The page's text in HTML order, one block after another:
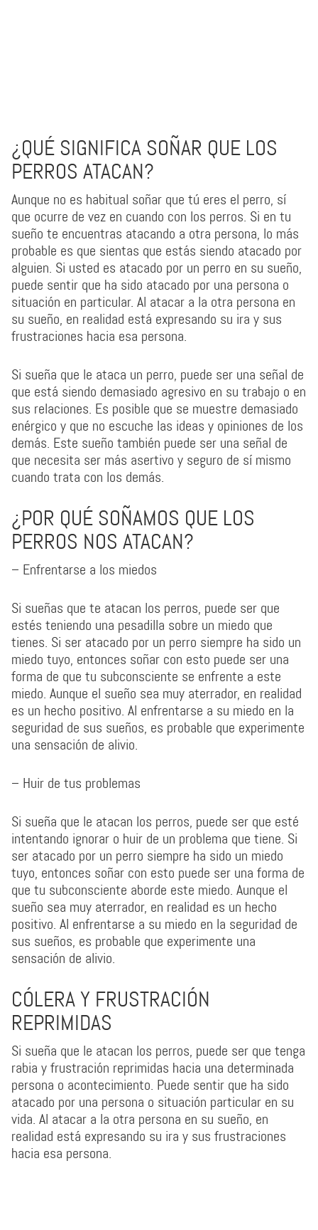
¿QUÉ SIGNIFICA SOÑAR QUE LOS
PERROS ATACAN?
Aunque no es habitual soñar que tú eres el perro, sí
que ocurre de vez en cuando con los perros. Si en tu
sueño te encuentras atacando a otra persona, lo más
probable es que sientas que estás siendo atacado por
alguien. Si usted es atacado por un perro en su sueño,
puede sentir que ha sido atacado por una persona o
situación en particular. Al atacar a la otra persona en
su sueño, en realidad está expresando su ira y sus
frustraciones hacia esa persona.
Si sueña que le ataca un perro, puede ser una señal de
que está siendo demasiado agresivo en su trabajo o en
sus relaciones. Es posible que se muestre demasiado
enérgico y que no escuche las ideas y opiniones de los
demás. Este sueño también puede ser una señal de
que necesita ser más asertivo y seguro de sí mismo
cuando trata con los demás.
¿POR QUÉ SOÑAMOS QUE LOS
PERROS NOS ATACAN?
– Enfrentarse a los miedos
Si sueñas que te atacan los perros, puede ser que
estés teniendo una pesadilla sobre un miedo que
tienes. Si ser atacado por un perro siempre ha sido un
miedo tuyo, entonces soñar con esto puede ser una
forma de que tu subconsciente se enfrente a este
miedo. Aunque el sueño sea muy aterrador, en realidad
es un hecho positivo. Al enfrentarse a su miedo en la
seguridad de sus sueños, es probable que experimente
una sensación de alivio.
– Huir de tus problemas
Si sueña que le atacan los perros, puede ser que esté
intentando ignorar o huir de un problema que tiene. Si
ser atacado por un perro siempre ha sido un miedo
tuyo, entonces soñar con esto puede ser una forma de
que tu subconsciente aborde este miedo. Aunque el
sueño sea muy aterrador, en realidad es un hecho
positivo. Al enfrentarse a su miedo en la seguridad de
sus sueños, es probable que experimente una
sensación de alivio.
CÓLERA Y FRUSTRACIÓN
REPRIMIDAS
Si sueña que le atacan los perros, puede ser que tenga
rabia y frustración reprimidas hacia una determinada
persona o acontecimiento. Puede sentir que ha sido
atacado por una persona o situación particular en su
vida. Al atacar a la otra persona en su sueño, en
realidad está expresando su ira y sus frustraciones
hacia esa persona.